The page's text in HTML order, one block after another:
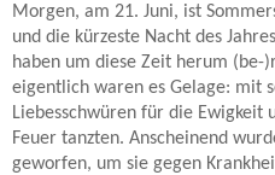
Morgen, am 21. Juni, ist
und die kürzeste Nacht des
haben um diese Zeit herum (be-
eigentlich waren es Gelage: mit
Liebesschwüren für die Ewigkeit
Feuer tanzten. Anscheinend
geworfen, um sie gegen